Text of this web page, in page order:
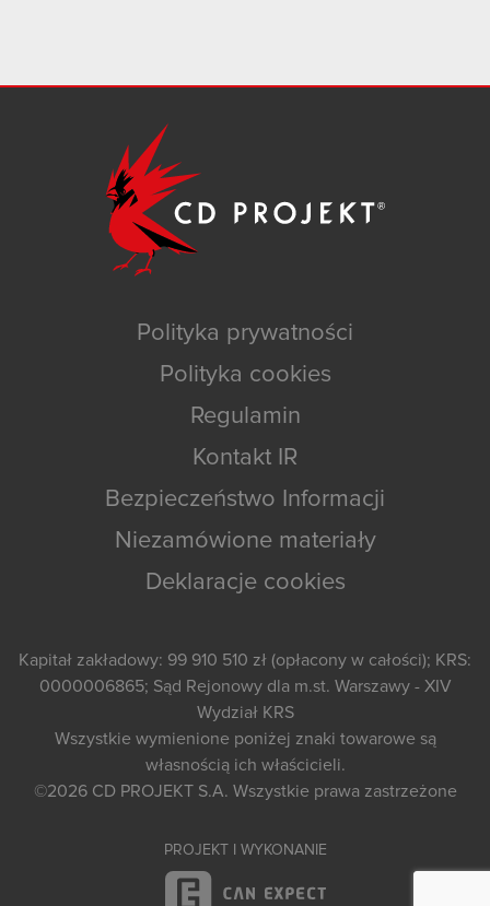
Polityka prywatności
Polityka cookies
Regulamin
Kontakt IR
Bezpieczeństwo Informacji
Niezamówione materiały
Deklaracje cookies
Kapitał zakładowy: 99 910 510 zł (opłacony w całości); KRS:
0000006865; Sąd Rejonowy dla m.st. Warszawy - XIV
Wydział KRS
Wszystkie wymienione poniżej znaki towarowe są
własnością ich właścicieli.
©2026 CD PROJEKT S.A. Wszystkie prawa zastrzeżone
PROJEKT I WYKONANIE